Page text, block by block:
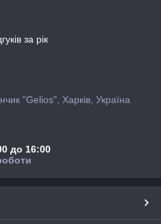
за рік
"Gelios", Харків, Україна
до 16:00